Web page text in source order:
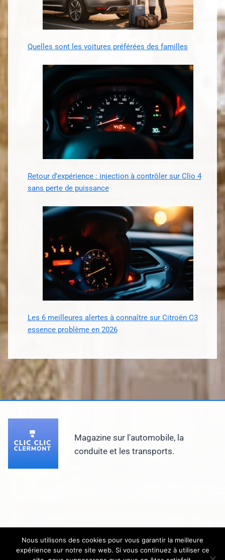
Quelles sont les voitures préférées des familles
Retour d’expérience : injection à contrôler sur Clio 4
sans perte de puissance
Les 6 meilleures alertes à connaître sur Citroën C3
essence problème en 2026
Magazine sur l'automobile, la
conduite et les transports.
Nous utilisons des cookies pour vous garantir la meilleure
expérience sur notre site web. Si vous continuez à utiliser ce